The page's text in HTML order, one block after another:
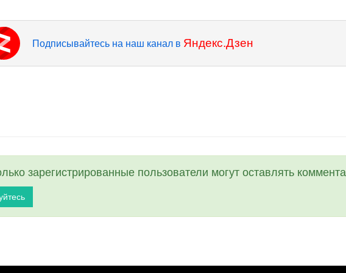
Подписывайтесь на наш канал в Яндекс.Дзен
зарегистрированные пользователи могут оставлять